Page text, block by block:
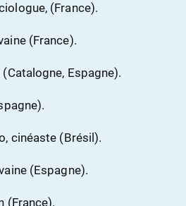
(France).
(France).
Espagne).
cinéaste (Brésil).
(Espagne).
(France).